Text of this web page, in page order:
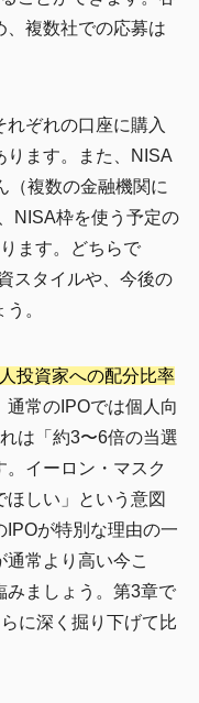
、複数社での応募は
ぞれの口座に購入
ります。また、NISA
（複数の金融機関に
NISA枠を使う予定の
ます。どちらで
スタイルや、今後の
。
投資家への配分比率
通常のIPOでは個人向
は「約3〜6倍の当選
イーロン・マスク
しい」という意図
IPOが特別な理由の一
常より高い今こ
みましょう。第3章で
に深く掘り下げて比